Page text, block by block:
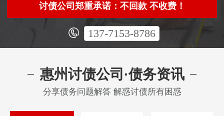
讨债公司郑重承诺：不回款 不收费！
137-7153-8786
惠州讨债公司·债务资讯
分享债务问题解答 解惑讨债所有困惑